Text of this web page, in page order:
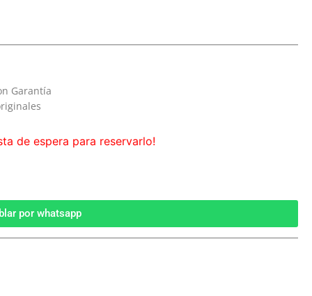
Garantía
de espera para reservarlo!
por whatsapp